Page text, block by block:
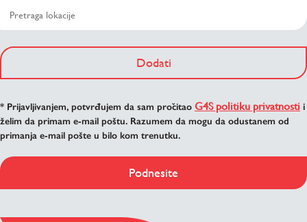
Dodati
* Prijavljivanjem, potvrđujem da sam pročitao G4S politiku privatnosti i
želim da primam e-mail poštu. Razumem da mogu da odustanem od
primanja e-mail pošte u bilo kom trenutku.
Podnesite